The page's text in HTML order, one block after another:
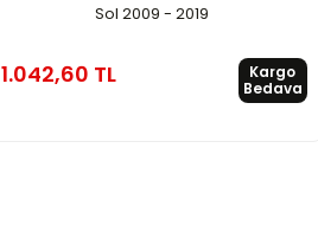
Sol 2009 - 2019
1.042,60 TL
Kargo
Bedava